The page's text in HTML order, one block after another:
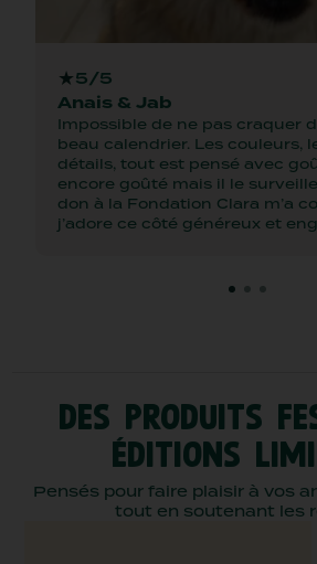
★5/5
Anais & Jab
Impossible de ne pas craquer
beau calendrier. Les couleurs,
détails, tout est pensé avec
encore goûté mais il le
don à la Fondation Clara m’a
j’adore ce côté généreux et
DES PRODUITS
ÉDITIONS
Pensés pour faire plaisir à vos
tout en soutenant les